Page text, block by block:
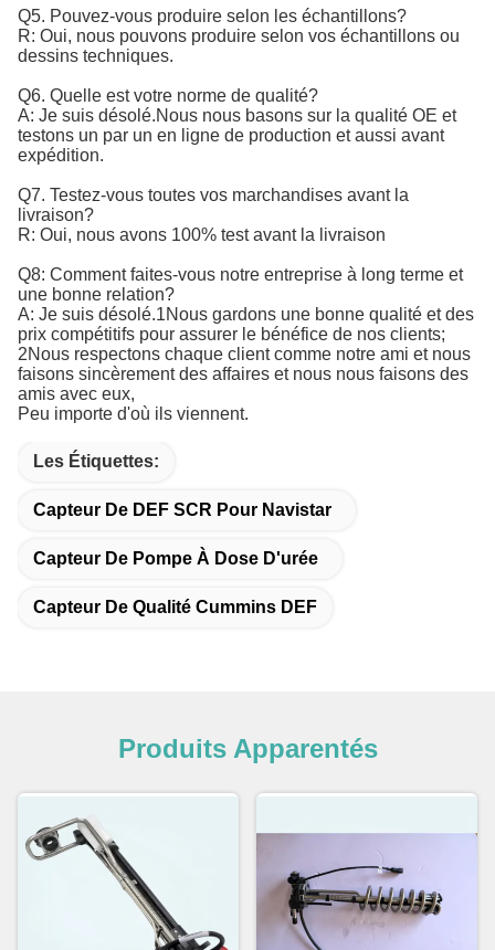
Q5. Pouvez-vous produire selon les échantillons?
R: Oui, nous pouvons produire selon vos échantillons ou
dessins techniques.
Q6. Quelle est votre norme de qualité?
A: Je suis désolé.Nous nous basons sur la qualité OE et
testons un par un en ligne de production et aussi avant
expédition.
Q7. Testez-vous toutes vos marchandises avant la
livraison?
R: Oui, nous avons 100% test avant la livraison
Q8: Comment faites-vous notre entreprise à long terme et
une bonne relation?
A: Je suis désolé.1Nous gardons une bonne qualité et des
prix compétitifs pour assurer le bénéfice de nos clients;
2Nous respectons chaque client comme notre ami et nous
faisons sincèrement des affaires et nous nous faisons des
amis avec eux,
Peu importe d'où ils viennent.
Les Étiquettes:
Capteur De DEF SCR Pour Navistar
Capteur De Pompe À Dose D'urée
Capteur De Qualité Cummins DEF
Produits Apparentés